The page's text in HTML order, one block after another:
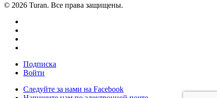
© 2026 Turan. Все права защищены.
Подписка
Войти
Следуйте за нами на Facebook